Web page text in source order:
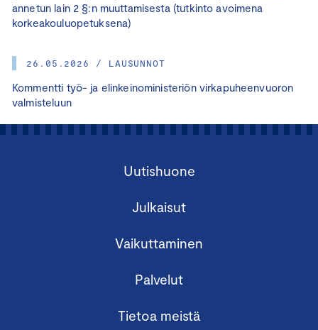
annetun lain 2 §:n muuttamisesta (tutkinto avoimena
korkeakouluopetuksena)
26.05.2026 / LAUSUNNOT
Kommentti työ- ja elinkeinoministeriön virkapuheenvuoron
valmisteluun
Uutishuone
Julkaisut
Vaikuttaminen
Palvelut
Tietoa meistä